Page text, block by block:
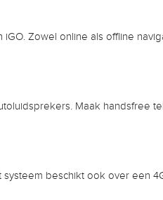
Zowel online als offline
Maak
beschikt ook over een